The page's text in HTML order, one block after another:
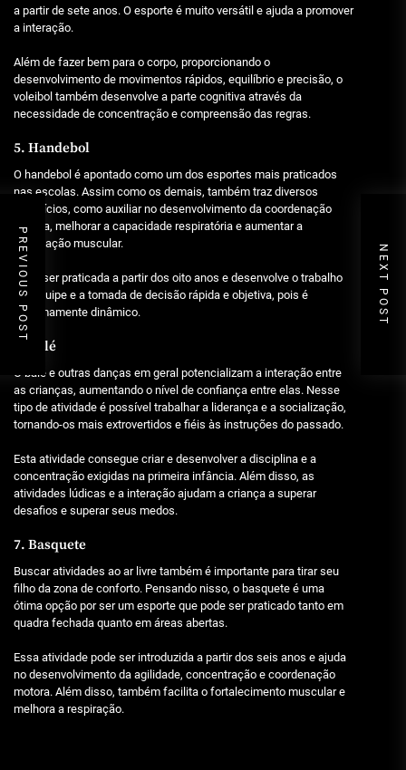
a partir de sete anos. O esporte é muito versátil e ajuda a promover
a interação.
Além de fazer bem para o corpo, proporcionando o
desenvolvimento de movimentos rápidos, equilíbrio e precisão, o
voleibol também desenvolve a parte cognitiva através da
necessidade de concentração e compreensão das regras.
5. Handebol
O handebol é apontado como um dos esportes mais praticados
nas escolas. Assim como os demais, também traz diversos
benefícios, como auxiliar no desenvolvimento da coordenação
motora, melhorar a capacidade respiratória e aumentar a
tonificação muscular.
Pode ser praticada a partir dos oito anos e desenvolve o trabalho
em equipe e a tomada de decisão rápida e objetiva, pois é
extremamente dinâmico.
6. Balé
O balé e outras danças em geral potencializam a interação entre
as crianças, aumentando o nível de confiança entre elas. Nesse
tipo de atividade é possível trabalhar a liderança e a socialização,
tornando-os mais extrovertidos e fiéis às instruções do passado.
Esta atividade consegue criar e desenvolver a disciplina e a
concentração exigidas na primeira infância. Além disso, as
atividades lúdicas e a interação ajudam a criança a superar
desafios e superar seus medos.
7. Basquete
Buscar atividades ao ar livre também é importante para tirar seu
filho da zona de conforto. Pensando nisso, o basquete é uma
ótima opção por ser um esporte que pode ser praticado tanto em
quadra fechada quanto em áreas abertas.
Essa atividade pode ser introduzida a partir dos seis anos e ajuda
no desenvolvimento da agilidade, concentração e coordenação
motora. Além disso, também facilita o fortalecimento muscular e
melhora a respiração.
PREVIOUS POST NEXT POST